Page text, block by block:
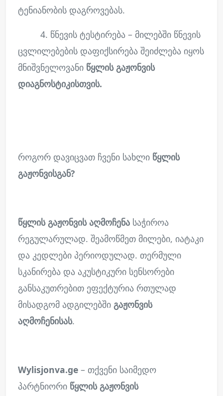
ტენიანობის დაგროვებას.
4. წნევის ტესტირება – მილებში წნევის
ცვლილებების დაფიქსირება შეიძლება იყოს
მნიშვნელოვანი წყლის გაჟონვის
დიაგნოსტიკისთვის.
როგორ დავიცვათ ჩვენი სახლი წყლის
გაჟონვისგან?
წყლის გაჟონვის აღმოჩენა საჭიროა
რეგულარულად. შეამოწმეთ მილები, იატაკი
და კედლები პერიოდულად. თერმული
სკანირება და აკუსტიკური სენსორები
განსაკუთრებით ეფექტურია რთულად
მისადგომ ადგილებში გაჟონვის
აღმოჩენისას.
Wylisjonva.ge – თქვენი საიმედო
პარტნიორი წყლის გაჟონვის